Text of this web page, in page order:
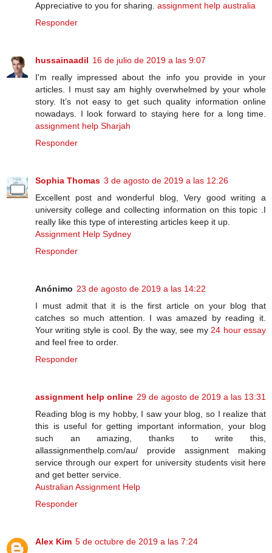
Appreciative to you for sharing. assignment help australia
Responder
hussainaadil 16 de julio de 2019 a las 9:07
I'm really impressed about the info you provide in your
articles. I must say am highly overwhelmed by your whole
story. It’s not easy to get such quality information online
nowadays. I look forward to staying here for a long time.
assignment help Sharjah
Responder
Sophia Thomas 3 de agosto de 2019 a las 12:26
Excellent post and wonderful blog, Very good writing a
university college and collecting information on this topic .I
really like this type of interesting articles keep it up.
Assignment Help Sydney
Responder
Anónimo 23 de agosto de 2019 a las 14:22
I must admit that it is the first article on your blog that
catches so much attention. I was amazed by reading it.
Your writing style is cool. By the way, see my 24 hour essay
and feel free to order.
Responder
assignment help online 29 de agosto de 2019 a las 13:31
Reading blog is my hobby, I saw your blog, so I realize that
this is useful for getting important information, your blog
such an amazing, thanks to write this,
allassignmenthelp.com/au/ provide assignment making
service through our expert for university students visit here
and get better service.
Australian Assignment Help
Responder
Alex Kim 5 de octubre de 2019 a las 7:24